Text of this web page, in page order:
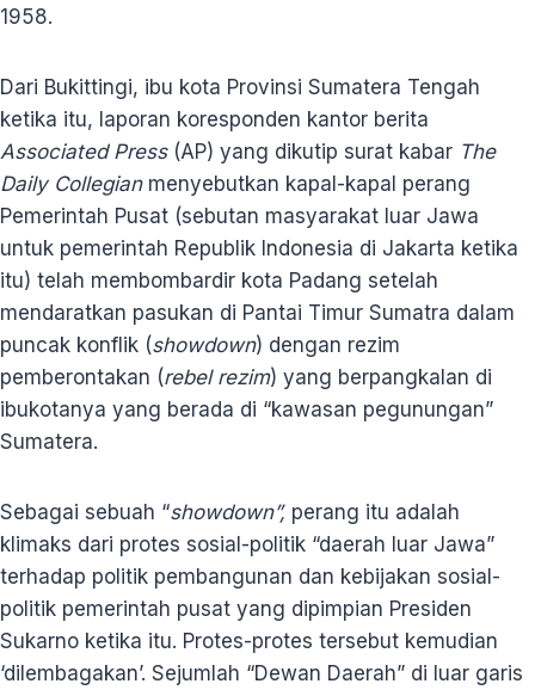
1958.
Dari Bukittingi, ibu kota Provinsi Sumatera Tengah
ketika itu, laporan koresponden kantor berita
Associated Press (AP) yang dikutip surat kabar The
Daily Collegianmenyebutkan kapal-kapal perang
Pemerintah Pusat (sebutan masyarakat luar Jawa
untuk pemerintah Republik Indonesia di Jakarta ketika
itu) telah membombardir kota Padang setelah
mendaratkan pasukan di Pantai Timur Sumatra dalam
puncak konflik (showdown) dengan rezim
pemberontakan (rebel rezim) yang berpangkalan di
ibukotanya yang berada di “kawasan pegunungan”
Sumatera.
Sebagai sebuah “showdown”, perang itu adalah
klimaks dari protes sosial-politik “daerah luar Jawa”
terhadap politik pembangunan dan kebijakan sosial-
politik pemerintah pusat yang dipimpian Presiden
Sukarno ketika itu. Protes-protes tersebut kemudian
‘dilembagakan’. Sejumlah “Dewan Daerah” di luar garis